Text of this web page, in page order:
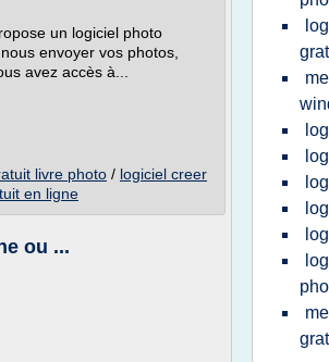
un logiciel photo
envoyer vos photos,
avez accès à...
livre photo / logiciel creer
en ligne
ou ...